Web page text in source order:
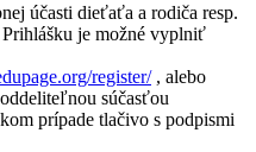
účasti dieťaťa a rodiča resp.
je možné vyplniť
register/, alebo
súčasťou
prípade tlačivo s podpismi